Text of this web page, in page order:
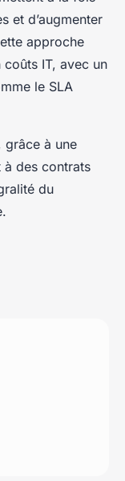
et d’augmenter
approche
IT, avec un
le SLA
grâce à une
à des contrats
du